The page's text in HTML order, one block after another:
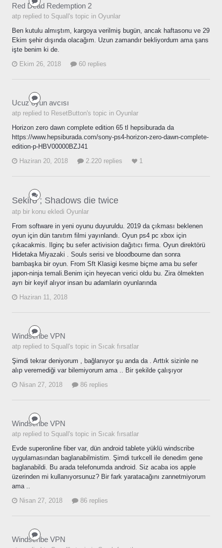
Red Dead Redemption 2
atp replied to Squall's topic in Oyunlar
Ben kutulu almıştım, kargoya verilmiş bugün, ancak haftasonu ve 29
Ekim şehir dışında olacağım. Uzun zamandır bekliyordum ama şans
işte benim ki de.
Ekim 26, 2018
60 replies
Ucuz oyun avcısı
atp replied to ResetButton's topic in Oyunlar
Horizon zero dawn complete edition 65 tl hepsiburada da
https://www.hepsiburada.com/sony-ps4-horizon-zero-dawn-complete-
edition-p-HBV00000BZJ41
Haziran 20, 2018
2.220 replies 1
Sekiro ; Shadows die twice
atp bir konu ekledi Oyunlar
From software in yeni oyunu duyuruldu. 2019 da çıkması beklenen
oyun için dün tanıtım filmi yayınlandı. Oyun ps4 pc xbox için
çıkacakmis. Ilginç bu sefer activision dağıtıcı firma. Oyun direktörü
Hidetaka Miyazaki . Souls serisi ve bloodbourne dan sonra
bambaşka bir oyun. From Sft Klasigi kesme biçme ama bu sefer
japon-ninja temali.Benim için heyecan verici oldu bu. Zira ölmekten
ayrı bir keyif alıyor insan bu adamlarin oyunlarında
Haziran 11, 2018
Windscribe VPN
atp replied to Squall's topic in Sıcak fırsatlar
Şimdi tekrar deniyorum , bağlanıyor şu anda da . Arttık sizinle ne
alıp veremediği var bilemiyorum ama .. Bir şekilde çalışıyor
Nisan 27, 2018
86 replies
Windscribe VPN
atp replied to Squall's topic in Sıcak fırsatlar
Evde superonline fiber var, dün android tablete yüklü windscribe
uygulamasından baglanabilmistim. Şimdi turkcell ile denedim gene
baglanabildi. Bu arada telefonumda android. Siz acaba ios apple
üzerinden mi kullanıyorsunuz? Bir fark yaratacağını zannetmiyorum
ama ..
Nisan 27, 2018
86 replies
Windscribe VPN